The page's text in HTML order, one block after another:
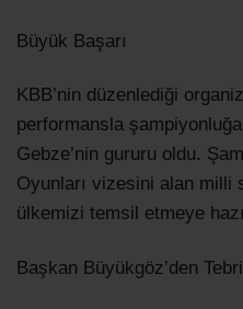
Büyük Başarı
KBB’nin düzenlediği
performansla
Gebze’nin gururu oldu.
Oyunları vizesini alan milli
ülkemizi temsil etmeye
Başkan Büyükgöz’den